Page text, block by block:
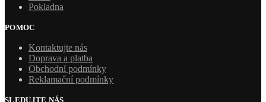
Pokladna
POMOC
Kontaktujte nás
Doprava a platba
Obchodní podmínky
Reklamační podmínky
SLEDUJTE NÁS